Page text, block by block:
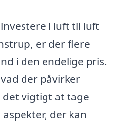
i luft til luft
er der flere
i den endelige pris.
der påvirker
vigtigt at tage
der kan